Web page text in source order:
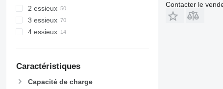
2 essieux
3 essieux
4 essieux
Caractéristiques
Capacité de charge
Contacter le